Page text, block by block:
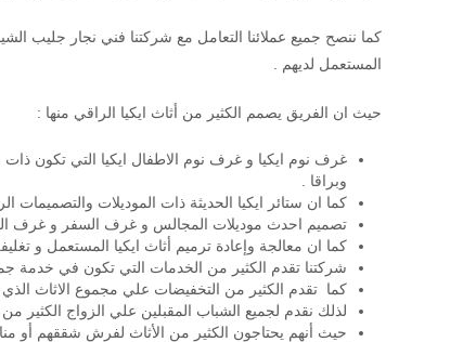
كما ننصح جميع عملائنا التعامل مع شركتنا فني نجار جليب
المستعمل لديهم .
حيث ان الفريق يصمم الكثير من أثاث ايكيا الراقي منها :
غرف نوم ايكيا و غرف نوم الاطفال ايكيا التي تكون ذات
وبراقا .
كما ان ستائر ايكيا الحديثة ذات الموديلات والتصميمات
تصميم احدث موديلات المجالس و غرف السفر و غرف
كما ان معالجة وإعادة ترميم أثاث ايكيا المستعمل و
شركتنا تقدم الكثير من الخدمات التي تكون في خدمة
كما تقدم الكثير من التخفيضات علي مجموع الاثاث
لذلك نقدم لجميع الشباب المقبلين علي الزواج
حيث أنهم يحتاجون الكثير من الأثاث لفرش شققهم أو